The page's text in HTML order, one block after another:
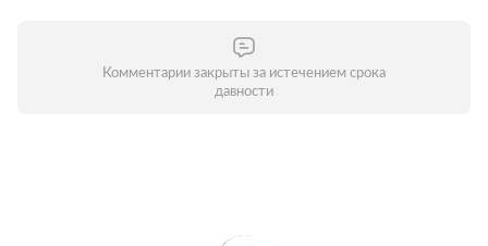
Комментарии закрыты за истечением срока
давности